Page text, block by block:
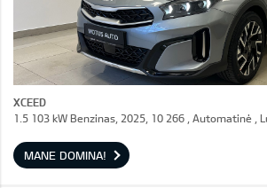
XCEED
1.5 103 kW Benzinas, 2025, 10 266 , Automatinė ,
MANE DOMINA!